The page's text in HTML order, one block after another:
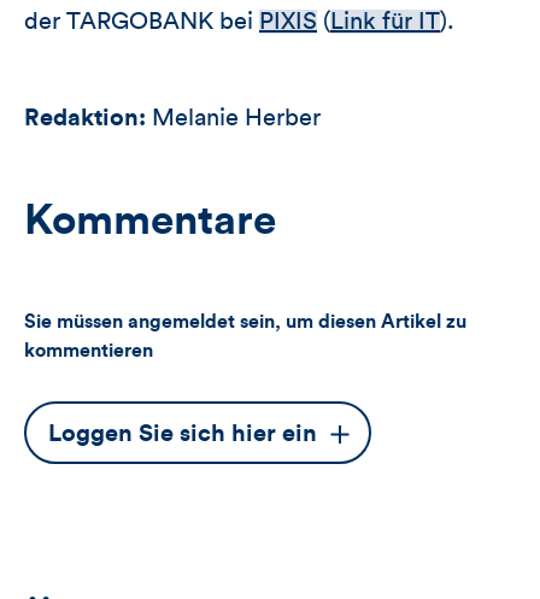
der TARGOBANK bei PIXIS ( Link für IT).
Redaktion: Melanie Herber
Kommentare
Sie müssen angemeldet sein, um diesen Artikel zu
kommentieren
Dieser
Button
Loggen Sie sich hier ein